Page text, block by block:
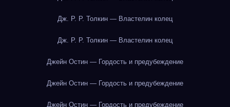
Дж. Р. Р. Толкин — Властелин колец
Дж. Р. Р. Толкин — Властелин колец
Джейн Остин — Гордость и предубеждение
Джейн Остин — Гордость и предубеждение
Джейн Остин — Гордость и предубеждение